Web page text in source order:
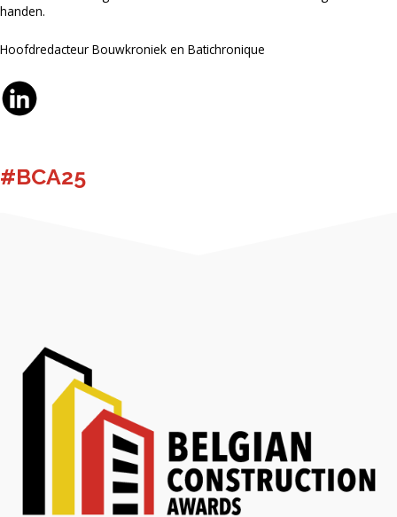
handen.
Hoofdredacteur Bouwkroniek en Batichronique
#BCA25